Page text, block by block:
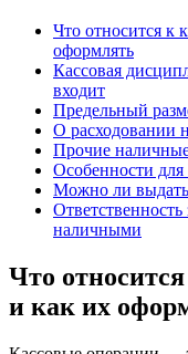
Что относится к
оформлять
Кассовая
входит
Предельный
О расходовании
Прочие
Особенности
Можно ли
наличными
Что
и как их